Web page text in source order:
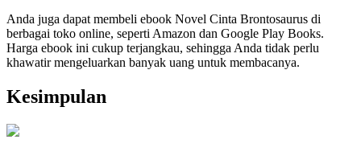
Anda juga dapat membeli ebook Novel Cinta Brontosaurus di
berbagai toko online, seperti Amazon dan Google Play Books.
Harga ebook ini cukup terjangkau, sehingga Anda tidak perlu
khawatir mengeluarkan banyak uang untuk membacanya.
Kesimpulan